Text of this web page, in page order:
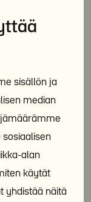
sisällön ja
median
sosiaalisen
alan
käytät
yhdistää näitä